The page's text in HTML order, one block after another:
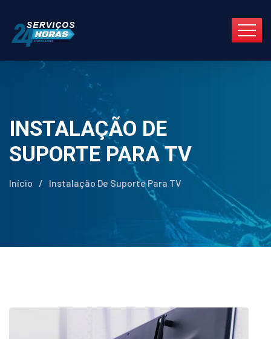
INSTALAÇÃO DE
SUPORTE PARA TV
Início / Instalação De Suporte Para TV